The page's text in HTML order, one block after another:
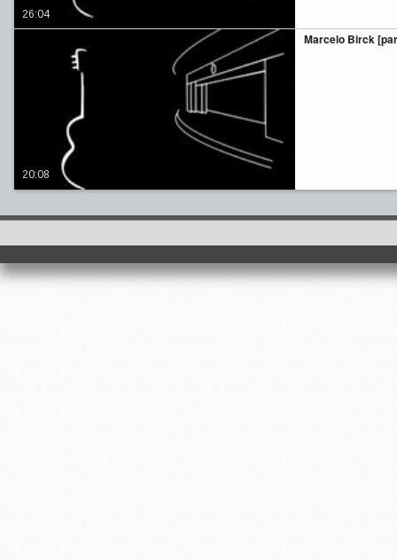
26:04
Marcelo Birck
20:08